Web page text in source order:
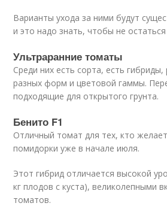
Варианты ухода за ними будут
и это надо знать, чтобы не
Ультраранние томаты
Среди них есть сорта, есть
разных форм и цветовой гаммы.
подходящие для открытого грунта.
Бенито F1
Отличный томат для тех, кто
помидорки уже в начале июля.
Этот гибрид отличается высокой
кг плодов с куста), великолепными
томатов.